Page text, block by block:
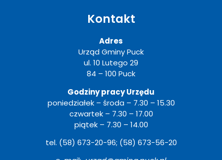
Kontakt
Adres
Urząd Gminy Puck
ul. 10 Lutego 29
84 – 100 Puck
Godziny pracy Urzędu
poniedziałek – środa – 7.30 – 15.30
czwartek – 7.30 – 17.00
piątek – 7.30 – 14.00
tel. (58) 673-20-96; (58) 673-56-20